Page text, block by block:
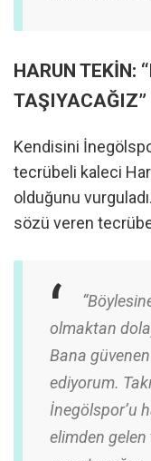
HARUN TEKİN:
TAŞIYACAĞIZ”
Kendisini
tecrübeli kaleci
olduğunu
sözü veren
olmaktan
Bana
ediyorum.
İnegölspor’u
elimden